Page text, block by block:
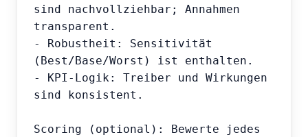
sind nachvollziehbar; Annahmen
transparent.
- Robustheit: Sensitivität
(Best/Base/Worst) ist enthalten.
- KPI-Logik: Treiber und Wirkungen
sind konsistent.
Scoring (optional): Bewerte jedes